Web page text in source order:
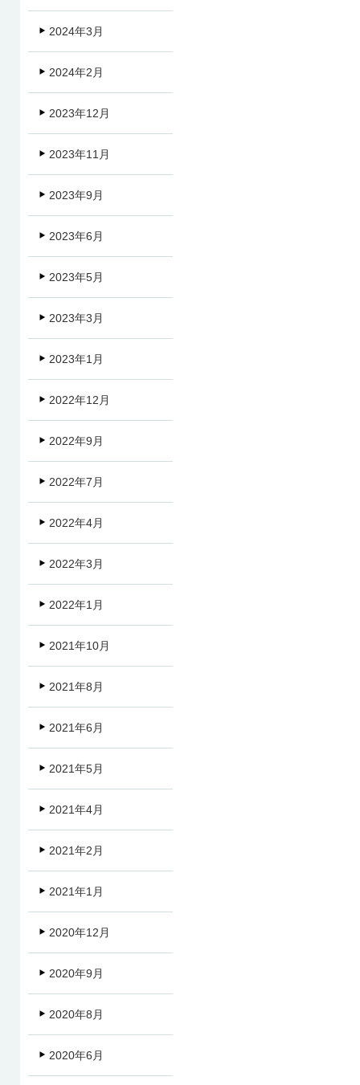
2024年3月
2024年2月
2023年12月
2023年11月
2023年9月
2023年6月
2023年5月
2023年3月
2023年1月
2022年12月
2022年9月
2022年7月
2022年4月
2022年3月
2022年1月
2021年10月
2021年8月
2021年6月
2021年5月
2021年4月
2021年2月
2021年1月
2020年12月
2020年9月
2020年8月
2020年6月